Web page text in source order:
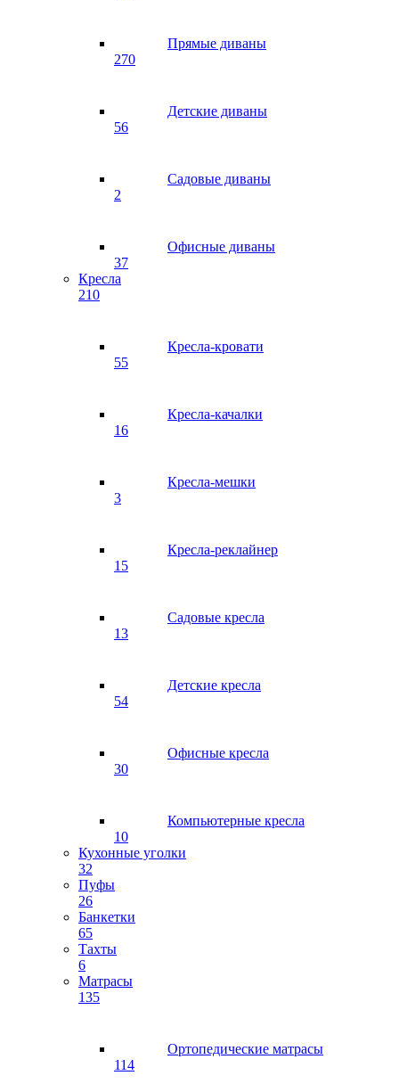
Прямые диваны
270
Детские диваны
56
Садовые диваны
2
Офисные диваны
37
Кресла
210
Кресла-кровати
55
Кресла-качалки
16
Кресла-мешки
3
Кресла-реклайнер
15
Садовые кресла
13
Детские кресла
54
Офисные кресла
30
Компьютерные кресла
10
Кухонные уголки
32
Пуфы
26
Банкетки
65
Тахты
6
Матрасы
135
Ортопедические матрасы
114